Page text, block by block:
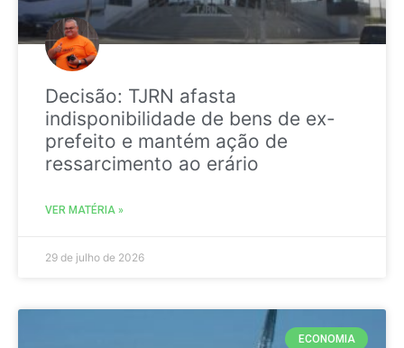
Decisão: TJRN afasta
indisponibilidade de bens de ex-
prefeito e mantém ação de
ressarcimento ao erário
VER MATÉRIA »
29 de julho de 2026
ECONOMIA